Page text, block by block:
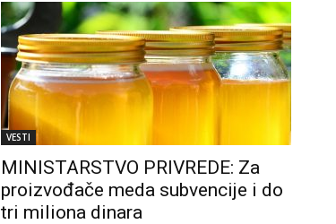
VESTI
MINISTARSTVO PRIVREDE: Za
proizvođače meda subvencije i do
tri miliona dinara